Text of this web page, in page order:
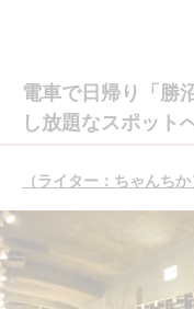
電車で日帰り「勝
し放題なスポット
（ライター：ちゃんちか